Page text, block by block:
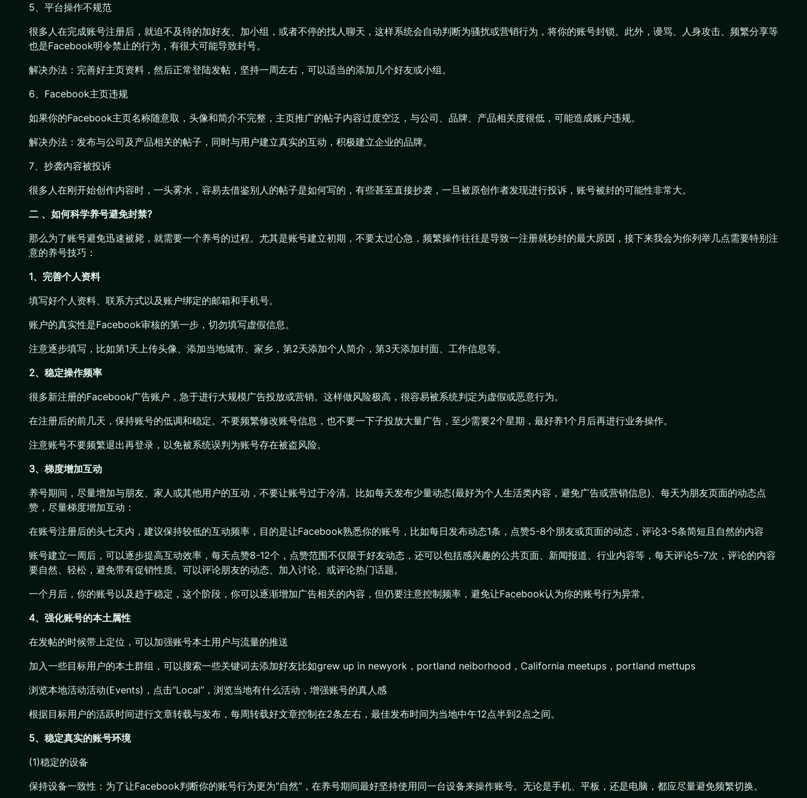
5、平台操作不规范
很多人在完成账号注册后，就迫不及待的加好友、加小组，或者不停的找人聊天，这样系统会自动判断为骚扰或营销行为，将你的账号封锁。此外，谩骂、人身攻击、频繁分享等
也是Facebook明令禁止的行为，有很大可能导致封号。
解决办法：完善好主页资料，然后正常登陆发帖，坚持一周左右，可以适当的添加几个好友或小组。
6、Facebook主页违规
如果你的Facebook主页名称随意取，头像和简介不完整，主页推广的帖子内容过度空泛，与公司、品牌、产品相关度很低，可能造成账户违规。
解决办法：发布与公司及产品相关的帖子，同时与用户建立真实的互动，积极建立企业的品牌。
7、抄袭内容被投诉
很多人在刚开始创作内容时，一头雾水，容易去借鉴别人的帖子是如何写的，有些甚至直接抄袭，一旦被原创作者发现进行投诉，账号被封的可能性非常大。
二 、如何科学养号避免封禁?
那么为了账号避免迅速被毙，就需要一个养号的过程。尤其是账号建立初期，不要太过心急，频繁操作往往是导致一注册就秒封的最大原因，接下来我会为你列举几点需要特别注
意的养号技巧：
1、完善个人资料
填写好个人资料、联系方式以及账户绑定的邮箱和手机号。
账户的真实性是Facebook审核的第一步，切勿填写虚假信息。
注意逐步填写，比如第1天上传头像、添加当地城市、家乡，第2天添加个人简介，第3天添加封面、工作信息等。
2、稳定操作频率
很多新注册的Facebook广告账户，急于进行大规模广告投放或营销。这样做风险极高，很容易被系统判定为虚假或恶意行为。
在注册后的前几天，保持账号的低调和稳定。不要频繁修改账号信息，也不要一下子投放大量广告，至少需要2个星期，最好养1个月后再进行业务操作。
注意账号不要频繁退出再登录，以免被系统误判为账号存在被盗风险。
3、梯度增加互动
养号期间，尽量增加与朋友、家人或其他用户的互动，不要让账号过于冷清。比如每天发布少量动态(最好为个人生活类内容，避免广告或营销信息)、每天为朋友页面的动态点
赞，尽量梯度增加互动：
在账号注册后的头七天内，建议保持较低的互动频率，目的是让Facebook熟悉你的账号，比如每日发布动态1条，点赞5-8个朋友或页面的动态，评论3-5条简短且自然的内容
账号建立一周后，可以逐步提高互动效率，每天点赞8-12个，点赞范围不仅限于好友动态，还可以包括感兴趣的公共页面、新闻报道、行业内容等，每天评论5-7次，评论的内容
要自然、轻松，避免带有促销性质。可以评论朋友的动态、加入讨论、或评论热门话题。
一个月后，你的账号以及趋于稳定，这个阶段，你可以逐渐增加广告相关的内容，但仍要注意控制频率，避免让Facebook认为你的账号行为异常。
4、强化账号的本土属性
在发帖的时候带上定位，可以加强账号本土用户与流量的推送
加入一些目标用户的本土群组，可以搜索一些关键词去添加好友比如grew up in newyork，portland neiborhood，California meetups，portland mettups
浏览本地活动活动(Events)，点击“Local”，浏览当地有什么活动，增强账号的真人感
根据目标用户的活跃时间进行文章转载与发布，每周转载好文章控制在2条左右，最佳发布时间为当地中午12点半到2点之间。
5、稳定真实的账号环境
(1)稳定的设备
保持设备一致性：为了让Facebook判断你的账号行为更为“自然”，在养号期间最好坚持使用同一台设备来操作账号。无论是手机、平板，还是电脑，都应尽量避免频繁切换。